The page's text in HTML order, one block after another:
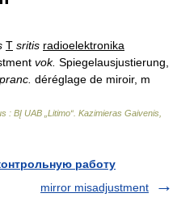
T sritis radioelektronika
vok. Spiegelausjustierung,
pranc. déréglage de miroir, m
: BĮ UAB „Litimo“ Kazimieras Gaivenis,
работу
mirror misadjustment